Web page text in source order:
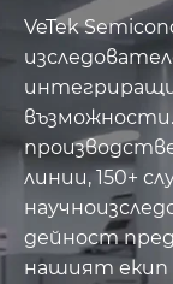
VeTek
линии, 150+
дейност
нашият екип